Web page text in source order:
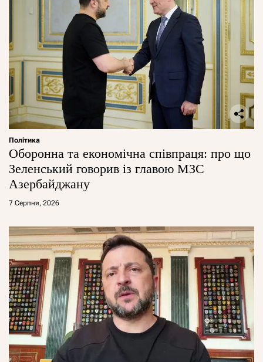
Політика
Оборонна та економічна співпраця: про що
Зеленський говорив із главою МЗС
Азербайджану
7 Серпня, 2026